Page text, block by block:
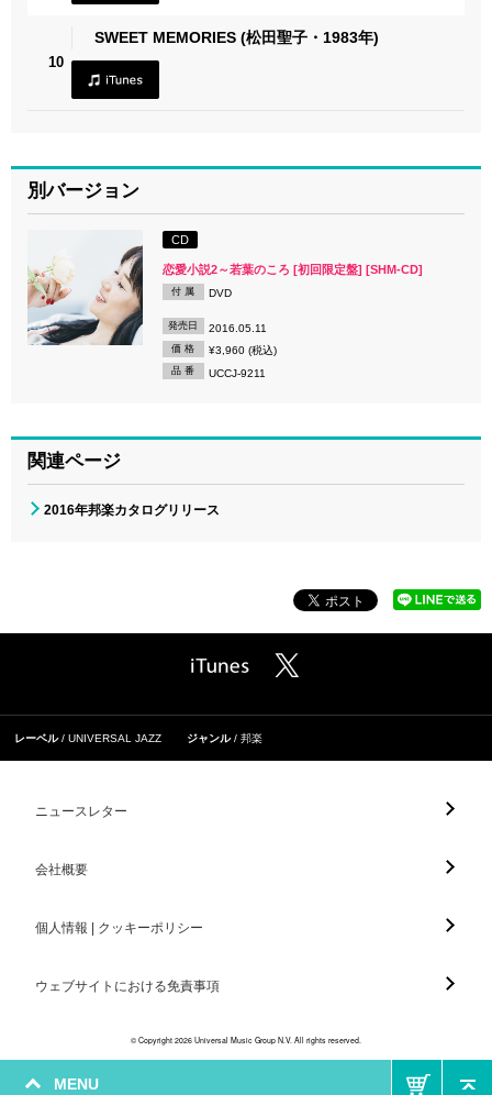
MENU
10
SWEET MEMORIES (松田聖子・1983年)
別バージョン
CD
恋愛小説2～若葉のころ [初回限定盤] [SHM-CD]
付 属 DVD
発売日 2016.05.11
価 格 ¥3,960 (税込)
品 番 UCCJ-9211
関連ページ
2016年邦楽カタログリリース
レーベル UNIVERSAL JAZZ ジャンル 邦楽
ニュースレター
会社概要
個人情報 | クッキーポリシー
ウェブサイトにおける免責事項
© Copyright 2026 Universal Music Group N.V. All rights reserved.